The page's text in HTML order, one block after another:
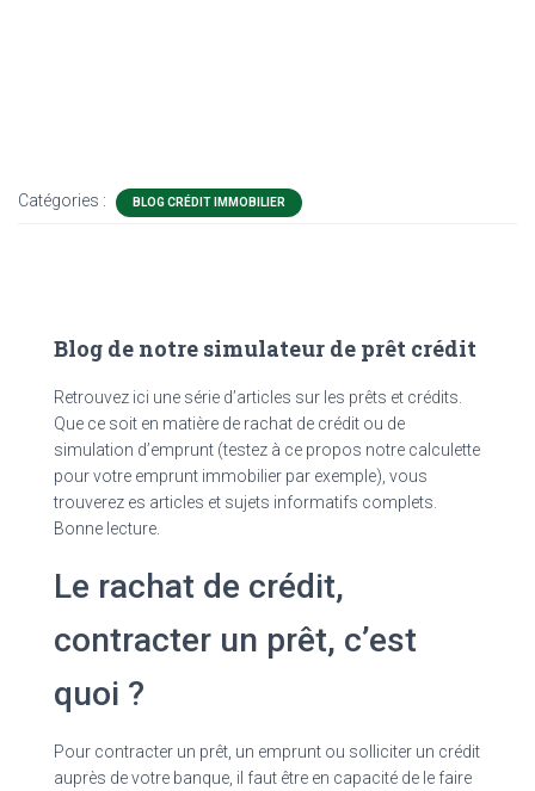
Catégories : BLOG CRÉDIT IMMOBILIER
Blog de notre simulateur de prêt crédit
Retrouvez ici une série d’articles sur les prêts et crédits.
Que ce soit en matière de rachat de crédit ou de
simulation d’emprunt (testez à ce propos notre calculette
pour votre emprunt immobilier par exemple), vous
trouverez es articles et sujets informatifs complets.
Bonne lecture.
Le rachat de crédit,
contracter un prêt, c’est
quoi ?
Pour contracter un prêt, un emprunt ou solliciter un crédit
auprès de votre banque, il faut être en capacité de le faire